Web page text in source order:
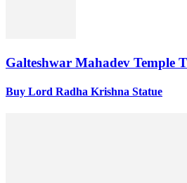
Galteshwar Mahadev Temple
Buy Lord Radha Krishna Statue